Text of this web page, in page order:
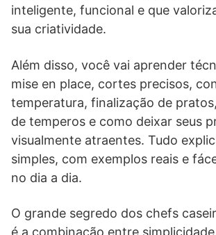
inteligente, funcional e que
sua criatividade.
Além disso, você vai aprender
mise en place, cortes precisos,
temperatura, finalização de
de temperos e como deixar seus
visualmente atraentes. Tudo
simples, com exemplos reais e
no dia a dia.
O grande segredo dos chefs
é a combinação entre